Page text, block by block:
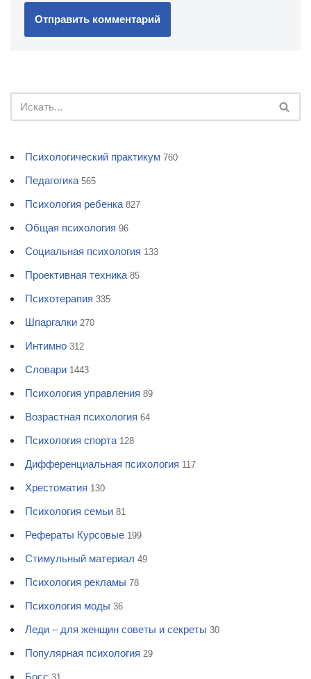
Психологический практикум 760
Педагогика 565
Психология ребенка 827
Общая психология 96
Социальная психология 133
Проективная техника 85
Психотерапия 335
Шпаргалки 270
Интимно 312
Словари 1443
Психология управления 89
Возрастная психология 64
Психология спорта 128
Дифференциальная психология 117
Хрестоматия 130
Психология семьи 81
Рефераты Курсовые 199
Стимульный материал 49
Психология рекламы 78
Психология моды 36
Леди – для женщин советы и секреты 30
Популярная психология 29
Босс